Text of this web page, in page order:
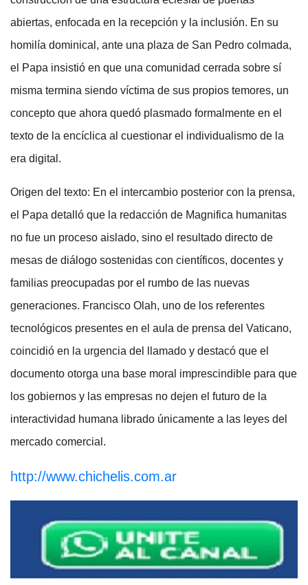
abiertas, enfocada en la recepción y la inclusión. En su
homilía dominical, ante una plaza de San Pedro colmada,
el Papa insistió en que una comunidad cerrada sobre sí
misma termina siendo víctima de sus propios temores, un
concepto que ahora quedó plasmado formalmente en el
texto de la encíclica al cuestionar el individualismo de la
era digital.
Origen del texto: En el intercambio posterior con la prensa,
el Papa detalló que la redacción de Magnifica humanitas
no fue un proceso aislado, sino el resultado directo de
mesas de diálogo sostenidas con científicos, docentes y
familias preocupadas por el rumbo de las nuevas
generaciones. Francisco Olah, uno de los referentes
tecnológicos presentes en el aula de prensa del Vaticano,
coincidió en la urgencia del llamado y destacó que el
documento otorga una base moral imprescindible para que
los gobiernos y las empresas no dejen el futuro de la
interactividad humana librado únicamente a las leyes del
mercado comercial.
http://www.chichelis.com.ar